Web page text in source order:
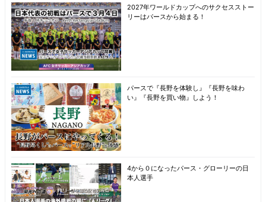
2027年ワールドカップへのサクセスストー
リーはパースから始まる！
パースで『長野を体験し』『長野を味わ
い』『長野を買い物』しよう！
4から０になったパース・グローリーの日
本人選手